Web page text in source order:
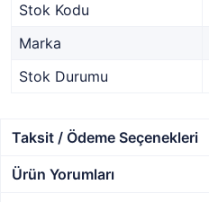
Stok Kodu
Marka
Stok Durumu
Taksit / Ödeme Seçenekleri
Ürün Yorumları